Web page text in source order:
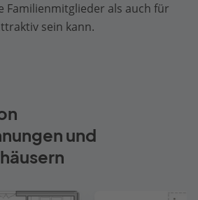
Familienmitglieder als auch für
sein kann.
und